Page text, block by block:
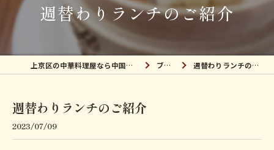
週替わりランチのご紹介
上京区の中華料理屋なら中国酒家 西香 ブログ 週替わりランチのご紹介
週替わりランチのご紹介
2023/07/09